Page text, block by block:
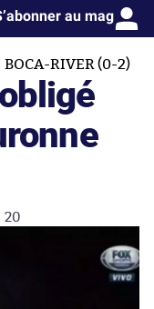
au mag
BOCA-RIVER (0-2)
20